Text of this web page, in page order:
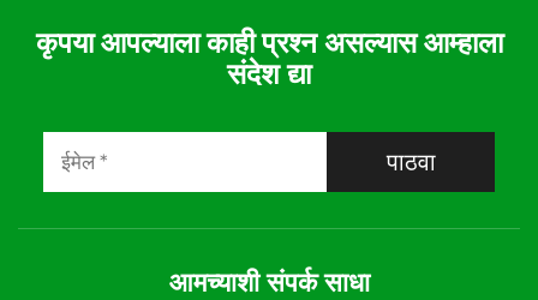
कृपया आपल्याला काही प्रश्न असल्यास आम्हाला
संदेश द्या
पाठवा
आमच्याशी संपर्क साधा